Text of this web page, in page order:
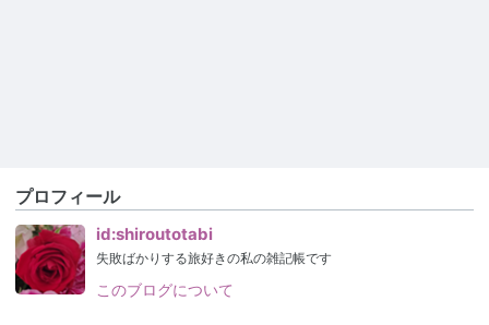
プロフィール
id:shiroutotabi
失敗ばかりする旅好きの私の雑記帳です
このブログについて